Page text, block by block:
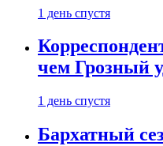
1 день спустя
чем Грозный
1 день спустя
Бархатный